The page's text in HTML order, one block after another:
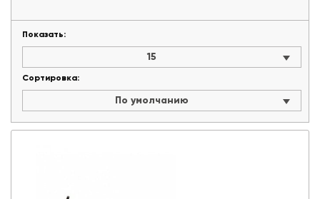
Показать:
15
Сортировка:
По умолчанию